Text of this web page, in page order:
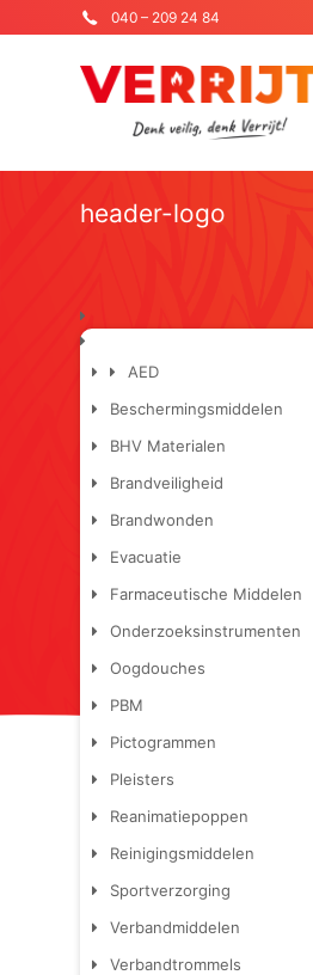
040 – 209 24 84
header-logo
AED
Beschermingsmiddelen
BHV Materialen
Brandveiligheid
Brandwonden
Evacuatie
Farmaceutische Middelen
Onderzoeksinstrumenten
Oogdouches
PBM
Pictogrammen
Pleisters
Reanimatiepoppen
Reinigingsmiddelen
Sportverzorging
Verbandmiddelen
Verbandtrommels